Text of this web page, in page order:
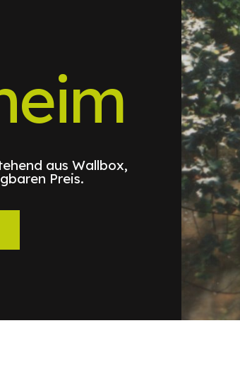
aus Wallbox,
Preis.